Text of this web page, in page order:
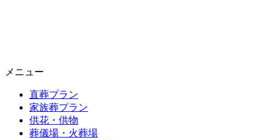
メニュー
直葬プラン
家族葬プラン
供花・供物
葬儀場・火葬場